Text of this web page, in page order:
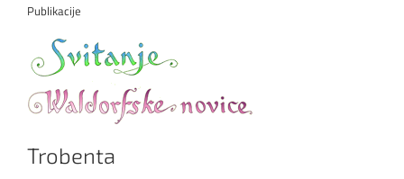
Publikacije
Trobenta